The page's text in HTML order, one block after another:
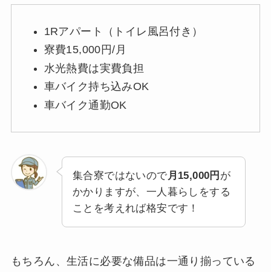
1Rアパート（トイレ風呂付き）
寮費15,000円/月
水光熱費は実費負担
車バイク持ち込みOK
車バイク通勤OK
集合寮ではないので月15,000円 が
かかりますが、一人暮らしをする
ことを考えれば格安です！
もちろん、生活に必要な備品は一通り揃っている